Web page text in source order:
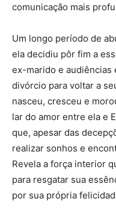
comunicação mais
Um longo período de
ela decidiu pôr fim a
ex-marido e audiências
divórcio para voltar a
nasceu, cresceu e
lar do amor entre ela e
que, apesar das
realizar sonhos e
Revela a força interior
para resgatar sua
por sua própria